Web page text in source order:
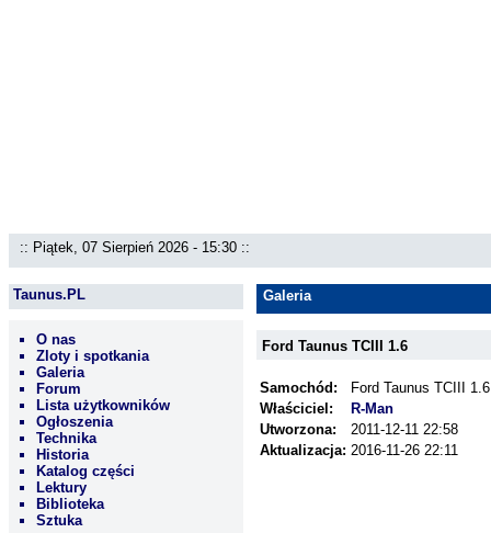
:: Piątek, 07 Sierpień 2026 - 15:30 ::
Taunus.PL
O nas
Zloty i spotkania
Galeria
Forum
Lista użytkowników
Ogłoszenia
Technika
Historia
Katalog części
Lektury
Biblioteka
Sztuka
Galeria
Ford Taunus TCIII 1.6
Samochód:
Ford Taunus TCIII 1.6
Właściciel:
R-Man
Utworzona:
2011-12-11 22:58
Aktualizacja: 2016-11-26 22:11